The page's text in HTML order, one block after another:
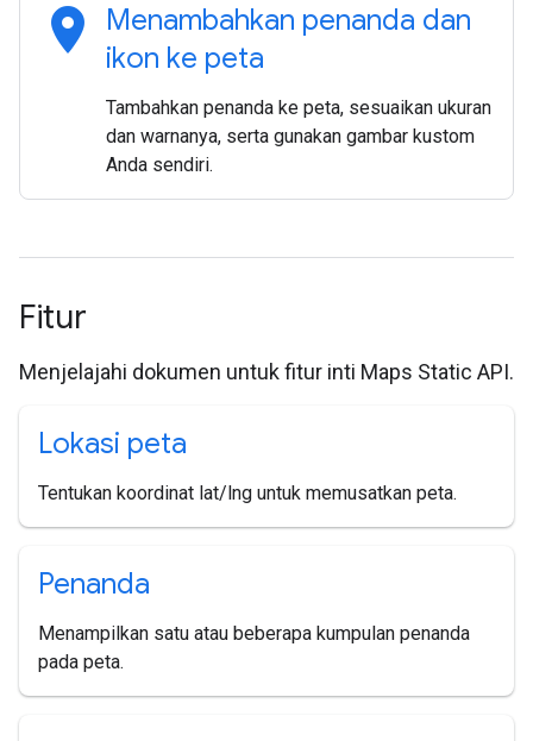
location_on
Menambahkan penanda dan
ikon ke peta
Tambahkan penanda ke peta, sesuaikan ukuran
dan warnanya, serta gunakan gambar kustom
Anda sendiri.
Fitur
Menjelajahi dokumen untuk fitur inti Maps Static API.
Lokasi peta
Tentukan koordinat lat/lng untuk memusatkan peta.
Penanda
Menampilkan satu atau beberapa kumpulan penanda
pada peta.